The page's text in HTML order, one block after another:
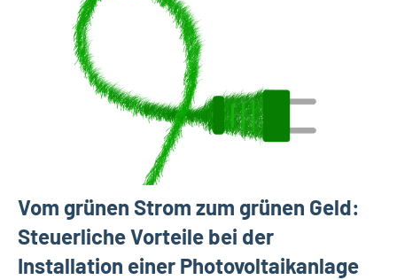
Vom grünen Strom zum grünen Geld:
Steuerliche Vorteile bei der
Installation einer Photovoltaikanlage